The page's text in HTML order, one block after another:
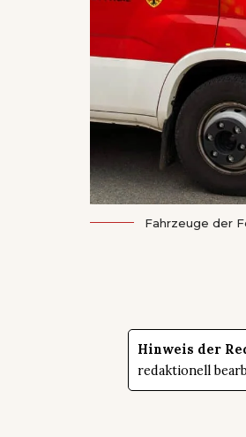
Fahrzeuge der
Hinweis der
redaktionell